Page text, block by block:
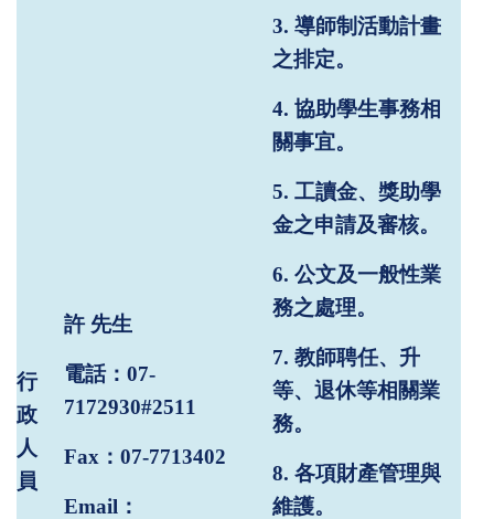
行
政
人
員
許 先生
電話：07-
7172930#2511
Fax ：07-7713402
Email ：
3.導師制活動計畫
之排定。
4.協助學生事務相
關事宜。
5.工讀金、獎助學
金之申請及審核。
6.公文及一般性業
務之處理。
7.教師聘任、升
等、退休等相關業
務。
8.各項財產管理與
維護。